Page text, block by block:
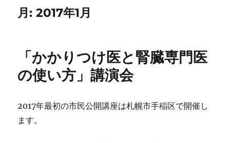
月:2017年1月
「かかりつけ医と腎臓専門医
の使い方」講演会
2017年最初の市民公開講座は札幌市手稲区で開催し
ます。